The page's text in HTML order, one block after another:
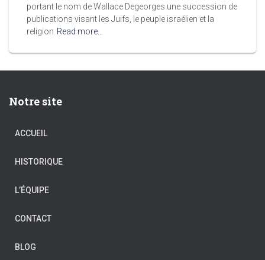
portant le nom de Wallace Degeorges une succession de
publications visant les Juifs, le peuple israélien et la
religion Read more…
Notre site
ACCUEIL
HISTORIQUE
L’ÉQUIPE
CONTACT
BLOG